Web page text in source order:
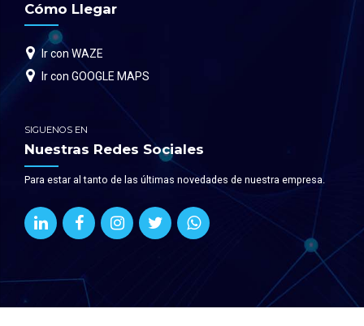
Cómo Llegar
Ir con WAZE
Ir con GOOGLE MAPS
SIGUENOS EN
Nuestras Redes Sociales
Para estar al tanto de las últimas novedades de nuestra empresa.